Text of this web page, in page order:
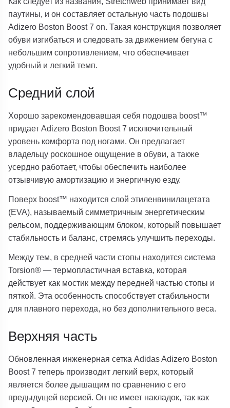
паутины, и он составляет остальную часть подошвы
Adizero Boston Boost 7 on. Такая конструкция позволяет
обуви изгибаться и следовать за движением бегуна с
небольшим сопротивлением, что обеспечивает
удобный и легкий темп.
Средний слой
Хорошо зарекомендовавшая себя подошва boost™
придает Adizero Boston Boost 7 исключительный
уровень комфорта под ногами. Он предлагает
владельцу роскошное ощущение в обуви, а также
усердно работает, чтобы обеспечить наиболее
отзывчивую амортизацию и энергичную езду.
Поверх boost™ находится слой этиленвинилацетата
(EVA), называемый симметричным энергетическим
рельсом, поддерживающим блоком, который повышает
стабильность и баланс, стремясь улучшить переходы.
Между тем, в средней части стопы находится система
Torsion® — термопластичная вставка, которая
действует как мостик между передней частью стопы и
пяткой. Эта особенность способствует стабильности
для плавного перехода, но без дополнительного веса.
Верхняя часть
Обновленная инженерная сетка Adidas Adizero Boston
Boost 7 теперь производит легкий верх, который
является более дышащим по сравнению с его
предыдущей версией. Он не имеет накладок, так как